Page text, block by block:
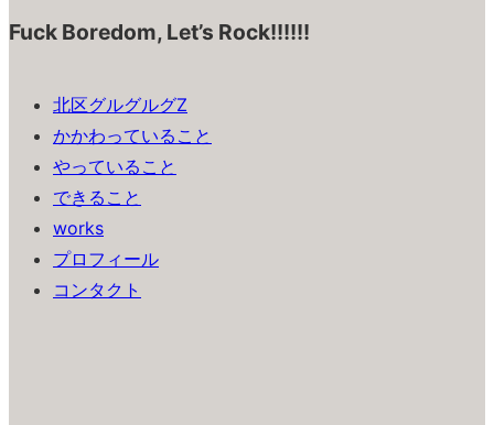
Fuck Boredom, Let’s Rock!!!!!!
北区グルグルグZ
かかわっていること
やっていること
できること
works
プロフィール
コンタクト